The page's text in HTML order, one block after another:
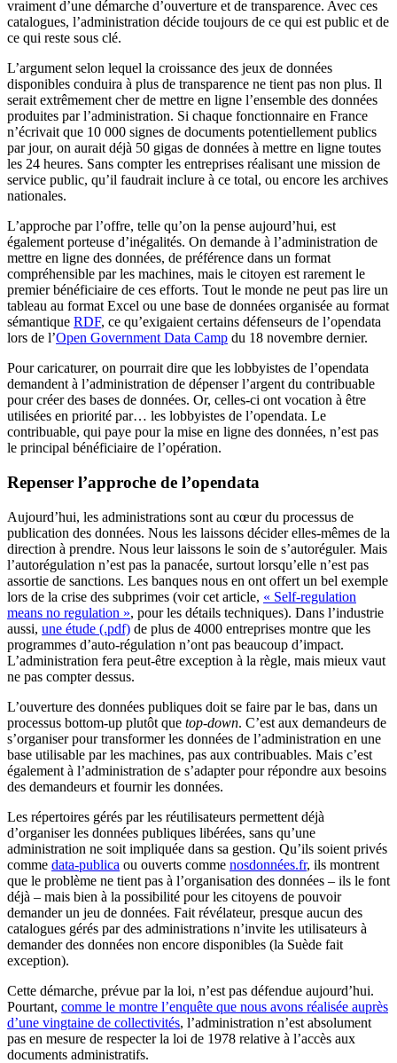
vraiment d’une démarche d’ouverture et de transparence. Avec ces
catalogues, l’administration décide toujours de ce qui est public et de
ce qui reste sous clé.
L’argument selon lequel la croissance des jeux de données
disponibles conduira à plus de transparence ne tient pas non plus. Il
serait extrêmement cher de mettre en ligne l’ensemble des données
produites par l’administration. Si chaque fonctionnaire en France
n’écrivait que 10 000 signes de documents potentiellement publics
par jour, on aurait déjà 50 gigas de données à mettre en ligne toutes
les 24 heures. Sans compter les entreprises réalisant une mission de
service public, qu’il faudrait inclure à ce total, ou encore les archives
nationales.
L’approche par l’offre, telle qu’on la pense aujourd’hui, est
également porteuse d’inégalités. On demande à l’administration de
mettre en ligne des données, de préférence dans un format
compréhensible par les machines, mais le citoyen est rarement le
premier bénéficiaire de ces efforts. Tout le monde ne peut pas lire un
tableau au format Excel ou une base de données organisée au format
sémantique RDF, ce qu’exigaient certains défenseurs de l’opendata
lors de l’Open Government Data Camp du 18 novembre dernier.
Pour caricaturer, on pourrait dire que les lobbyistes de l’opendata
demandent à l’administration de dépenser l’argent du contribuable
pour créer des bases de données. Or, celles-ci ont vocation à être
utilisées en priorité par… les lobbyistes de l’opendata. Le
contribuable, qui paye pour la mise en ligne des données, n’est pas
le principal bénéficiaire de l’opération.
Repenser l’approche de l’opendata
Aujourd’hui, les administrations sont au cœur du processus de
publication des données. Nous les laissons décider elles-mêmes de la
direction à prendre. Nous leur laissons le soin de s’autoréguler. Mais
l’autorégulation n’est pas la panacée, surtout lorsqu’elle n’est pas
assortie de sanctions. Les banques nous en ont offert un bel exemple
lors de la crise des subprimes (voir cet article, « Self-regulation
means no regulation », pour les détails techniques). Dans l’industrie
aussi, une étude (.pdf) de plus de 4000 entreprises montre que les
programmes d’auto-régulation n’ont pas beaucoup d’impact.
L’administration fera peut-être exception à la règle, mais mieux vaut
ne pas compter dessus.
L’ouverture des données publiques doit se faire par le bas, dans un
processus bottom-up plutôt que top-down. C’est aux demandeurs de
s’organiser pour transformer les données de l’administration en une
base utilisable par les machines, pas aux contribuables. Mais c’est
également à l’administration de s’adapter pour répondre aux besoins
des demandeurs et fournir les données.
Les répertoires gérés par les réutilisateurs permettent déjà
d’organiser les données publiques libérées, sans qu’une
administration ne soit impliquée dans sa gestion. Qu’ils soient privés
comme data-publica ou ouverts comme nosdonnées.fr, ils montrent
que le problème ne tient pas à l’organisation des données – ils le font
déjà – mais bien à la possibilité pour les citoyens de pouvoir
demander un jeu de données. Fait révélateur, presque aucun des
catalogues gérés par des administrations n’invite les utilisateurs à
demander des données non encore disponibles (la Suède fait
exception).
Cette démarche, prévue par la loi, n’est pas défendue aujourd’hui.
Pourtant, comme le montre l’enquête que nous avons réalisée auprès
d’une vingtaine de collectivités, l’administration n’est absolument
pas en mesure de respecter la loi de 1978 relative à l’accès aux
documents administratifs.